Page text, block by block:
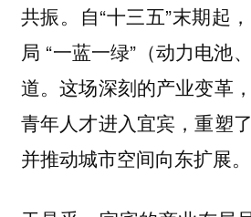
共振。自“十三五”末期起
局 “一蓝一绿”（动力电池
道。这场深刻的产业变革
青年人才进入宜宾，重塑
并推动城市空间向东扩展。